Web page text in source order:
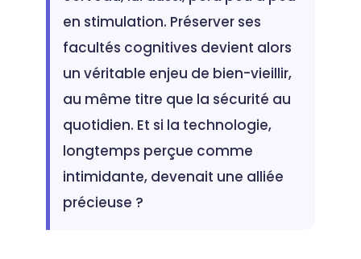
en stimulation. Préserver ses
facultés cognitives devient alors
un véritable enjeu de bien-vieillir,
au même titre que la sécurité au
quotidien. Et si la technologie,
longtemps perçue comme
intimidante, devenait une alliée
précieuse ?